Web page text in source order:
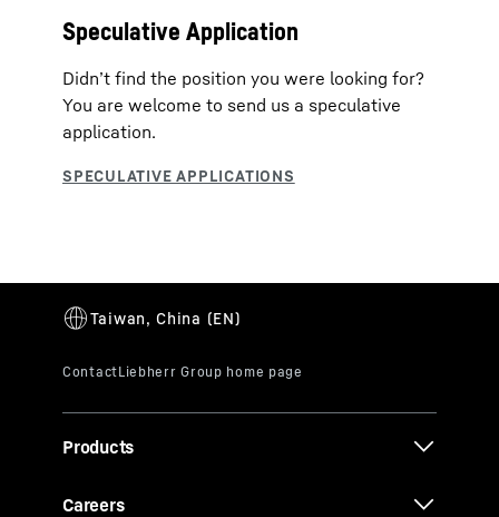
Speculative Application
Didn’t find the position you were looking for?
You are welcome to send us a speculative
application.
Products
Careers